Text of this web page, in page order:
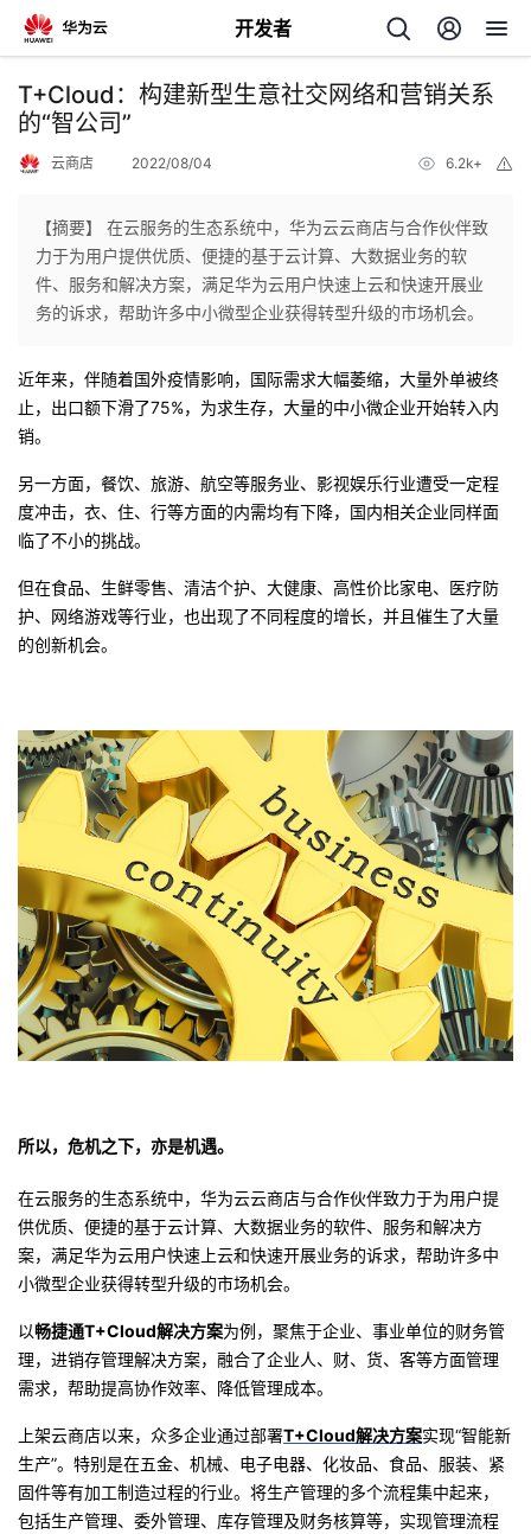
开发者
返
回
个
主
发
我
博
的
我
子
直
播
的
活
动
我
的
关
我
的
发
者
学
堂
我
的
课
我
的
我
我
Programs
的
支
持
我
技
术
的
云
T+Cloud：构建新型生意社交网络和营销关系
的“智公司”
云商店 2022/08/04 6.2k+
【摘要】 在云服务的生态系统中，华为云云商店与合作伙伴致
力于为用户提供优质、便捷的基于云计算、大数据业务的软
件、服务和解决方案，满足华为云用户快速上云和快速开展业
务的诉求，帮助许多中小微型企业获得转型升级的市场机会。
近年来，伴随着国外疫情影响， 国际需求大幅萎缩， 大量外单被终
止， 出口额下滑了75%， 为求生存， 大量的中小微企业开始转入内
销。
另一方面，餐饮、旅游、航空等服务业、影视娱乐行业遭受一定程
度冲击， 衣、 住、 行等方面的内需均有下降，国内相关企业同样面
临了不小的挑战。
但在食品、生鲜零售、清洁个护、大健康、高性价比家电、医疗防
护、网络游戏等行业，也出现了不同程度的增长，并且催生了大量
的创新机会。
所以，危机之下，亦是机遇。
在云服务的生态系统中， 华为云云商店与合作伙伴致力于为用户提
供优质、便捷的基于云计算、大数据业务的软件、服务和解决方
案，满足华为云用户快速上云和快速开展业务的诉求，帮助许多中
小微型企业获得转型升级的市场机会。
以畅捷通T+Cloud解决方案为例，聚焦于企业、事业单位的财务管
理，进销存管理解决方案，融合了企业人、财、货、客等方面管理
需求，帮助提高协作效率、降低管理成本。
上架云商店以来，众多企业通过部署T+Cloud解决方案实现“智能新
生产”。特别是在五金、机械、电子电器、化妆品、食品、服装、紧
固件等有加工制造过程的行业。 将生产管理的多个流程集中起来，
包括生产管理、 委外管理、库存管理及财务核算等，实现管理流程